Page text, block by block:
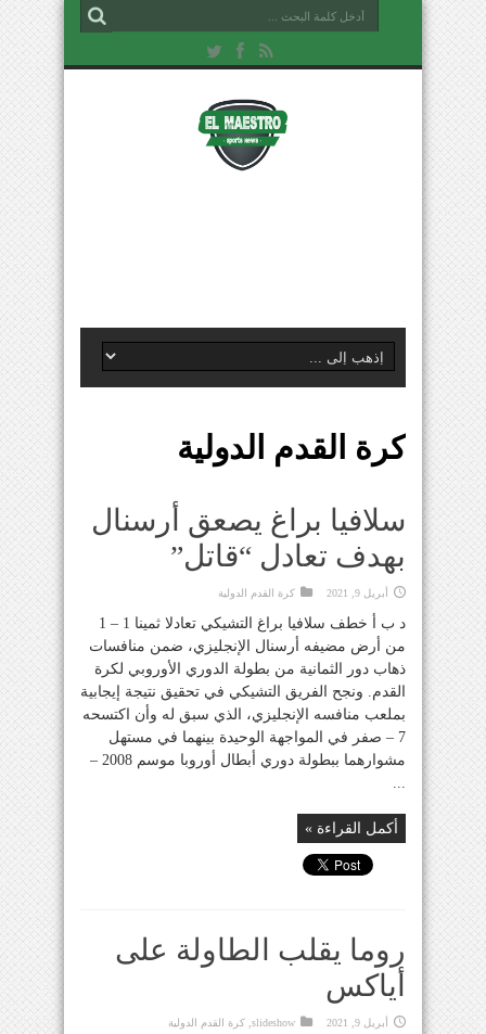
كرة القدم الدولية
سلافيا براغ يصعق أرسنال
بهدف تعادل “قاتل”
أبريل 9, 2021 كرة القدم الدولية
د ب أ خطف سلافيا براغ التشيكي تعادلا ثمينا 1 – 1
من أرض مضيفه أرسنال الإنجليزي، ضمن منافسات
ذهاب دور الثمانية من بطولة الدوري الأوروبي لكرة
القدم. ونجح الفريق التشيكي في تحقيق نتيجة إيجابية
بملعب منافسه الإنجليزي، الذي سبق له وأن اكتسحه
7 – صفر في المواجهة الوحيدة بينهما في مستهل
مشوارهما ببطولة دوري أبطال أوروبا موسم 2008 –
...
أكمل القراءة »
روما يقلب الطاولة على
أياكس
أبريل 9, 2021 slideshow كرة القدم الدولية